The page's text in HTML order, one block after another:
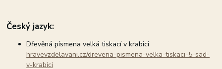
Český jazyk:
Dřevěná písmena velká tiskací v krabici
hravevzdelavani.cz/drevena-pismena-velka-tiskaci-5-sad-
v-krabici